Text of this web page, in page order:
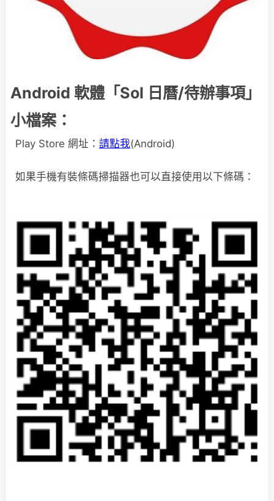
Android 軟體「Sol 日曆/待辦事項」
小檔案：
Play Store 網址： 請點我(Android)
如果手機有裝條碼掃描器也可以直接使用以下條碼：